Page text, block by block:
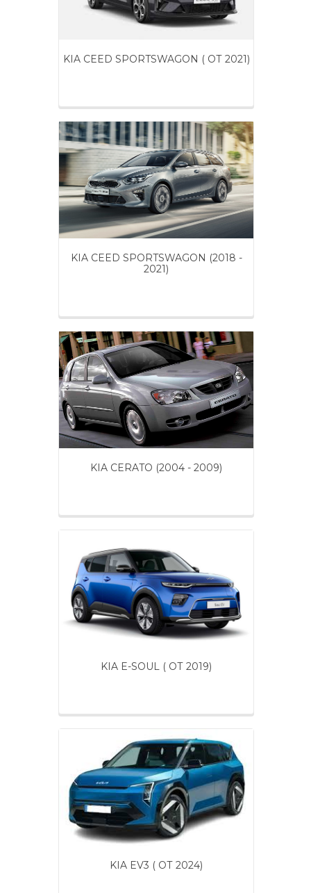
KIA CEED SPORTSWAGON ( ОТ 2021)
KIA CEED SPORTSWAGON (2018 -
2021)
KIA CERATO (2004 - 2009)
KIA E-SOUL ( ОТ 2019)
KIA EV3 ( ОТ 2024)